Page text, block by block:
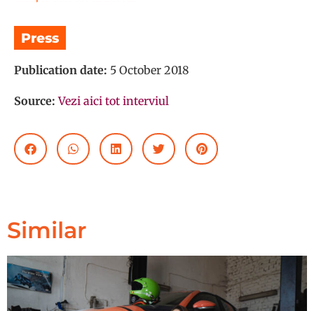
Press
Publication date: 5 October 2018
Source: Vezi aici tot interviul
Similar